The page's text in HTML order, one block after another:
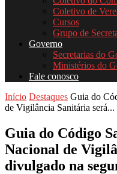
Coletivo de
Cursos
Grupo de
Governo
Secretarias do
Ministérios do
Fale conosco
Início Destaques Guia do
de Vigilância Sanitária será...
Guia do Código
Nacional de
divulgado na